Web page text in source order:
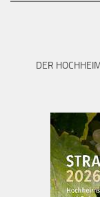
DER